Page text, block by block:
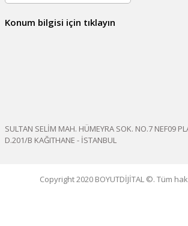
Konum bilgisi için tıklayın
SULTAN SELİM MAH. HÜMEYRA SOK. NO.7 NEF09
D.201/B KAĞITHANE - İSTANBUL
Copyright 2020 BOYUTDİJİTAL ©. Tüm